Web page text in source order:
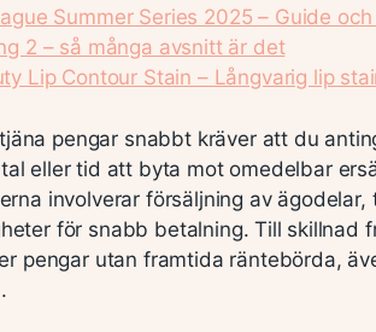
Summer Series 2025 – Guide
2 – så många avsnitt är det
Lip Contour Stain – Långvarig lip
pengar snabbt kräver att du
eller tid att byta mot omedelbar
involverar försäljning av
för snabb betalning. Till skillnad
pengar utan framtida räntebörda,